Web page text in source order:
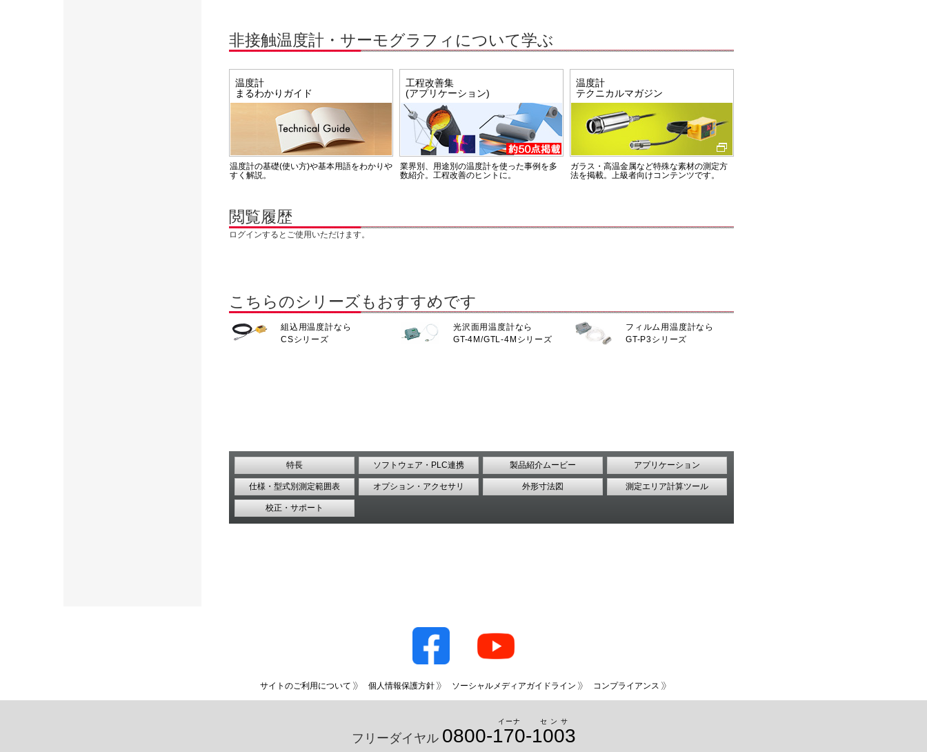
非接触温度計・サーモグラフィについて学ぶ
温度計
まるわかりガイド
温度計の基礎(使い方)や基本用語をわかりや
すく解説。
工程改善集
(アプリケーション)
業界別、用途別の温度計を使った事例を多
数紹介。工程改善のヒントに。
温度計
テクニカルマガジン
ガラス・高温金属など特殊な素材の測定方
法を掲載。上級者向けコンテンツです。
閲覧履歴
ログインするとご使用いただけます。
こちらのシリーズもおすすめです
組込用温度計なら
CSシリーズ
光沢面用温度計なら
GT-4M/GTL-4Mシリーズ
フィルム用温度計なら
GT-P3シリーズ
特長 ソフトウェア・PLC連携 製品紹介ムービー アプリケーション
仕様・型式別測定範囲表 オプション・アクセサリ 外形寸法図 測定エリア計算ツール
校正・サポート
サイトのご利用について 個人情報保護方針 ソーシャルメディアガイドライン コンプライアンス
フリーダイヤル 0800-170
イーナ
-1003
センサ